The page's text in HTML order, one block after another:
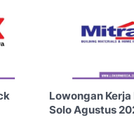
Lowongan
Solo Agustus